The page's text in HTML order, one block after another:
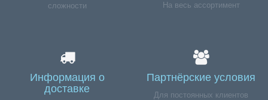
сложности
На весь ассортимент
Информация о
доставке
Партнёрские условия
Для постоянных клиентов